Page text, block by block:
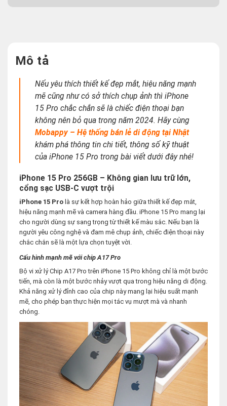
Mô tả
Nếu yêu thích thiết kế đẹp mắt, hiệu năng mạnh
mẽ cũng như có sở thích chụp ảnh thì iPhone
15 Pro chắc chắn sẽ là chiếc điện thoại bạn
không nên bỏ qua trong năm 2024. Hãy cùng
Mobappy – Hệ thống bán lẻ di động tại Nhật
khám phá thông tin chi tiết, thông số kỹ thuật
của iPhone 15 Pro trong bài viết dưới đây nhé!
iPhone 15 Pro 256GB – Không gian lưu trữ lớn,
cổng sạc USB-C vượt trội
iPhone 15 Pro là sự kết hợp hoàn hảo giữa thiết kế đẹp mắt,
hiệu năng mạnh mẽ và camera hàng đầu. iPhone 15 Pro mang lại
cho người dùng sự sang trọng từ thiết kế màu sắc. Nếu bạn là
người yêu công nghệ và đam mê chụp ảnh, chiếc điện thoại này
chắc chắn sẽ là một lựa chọn tuyệt vời.
Cấu hình mạnh mẽ với chip A17 Pro
Bộ vi xử lý Chip A17 Pro trên iPhone 15 Pro không chỉ là một bước
tiến, mà còn là một bước nhảy vượt qua trong hiệu năng di động.
Khả năng xử lý đỉnh cao của chip này mang lại hiệu suất mạnh
mẽ, cho phép bạn thực hiện mọi tác vụ mượt mà và nhanh
chóng.